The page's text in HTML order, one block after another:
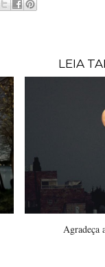
LEIA
Agradeça